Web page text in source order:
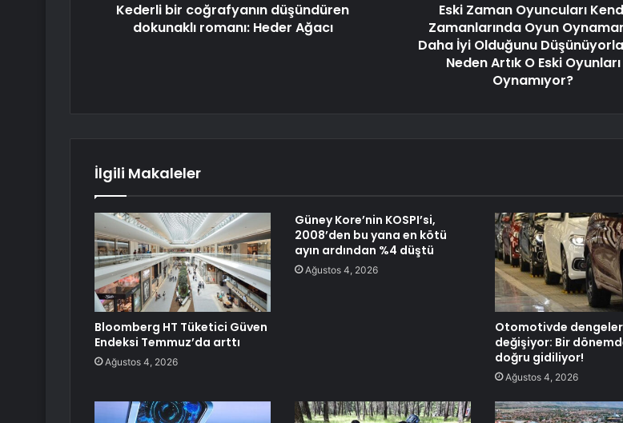
Kederli bir coğrafyanın düşündüren
dokunaklı romanı: Heder Ağacı
Eski Zaman Oyuncuları
Zamanlarında Oyun
Daha İyi Olduğunu
Neden Artık O Eski Oyunları
Oynamıyor?
İlgili Makaleler
Bloomberg HT Tüketici Güven
Endeksi Temmuz’da arttı
Ağustos 4, 2026
Güney Kore’nin KOSPI’si,
2008’den bu yana en kötü
ayın ardından %4 düştü
Ağustos 4, 2026
Otomotivde dengeler
değişiyor: Bir
doğru gidiliyor!
Ağustos 4, 2026